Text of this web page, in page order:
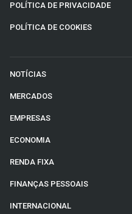
POLÍTICA DE PRIVACIDADE
POLÍTICA DE COOKIES
NOTÍCIAS
MERCADOS
EMPRESAS
ECONOMIA
RENDA FIXA
FINANÇAS PESSOAIS
INTERNACIONAL